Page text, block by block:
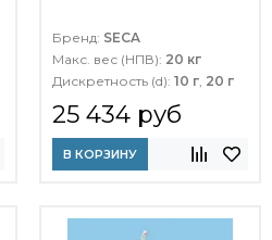
Бренд: SECA
Макс. вес (НПВ): 20 кг
Дискретность (d): 10 г, 20 г
25 434 руб
В КОРЗИНУ